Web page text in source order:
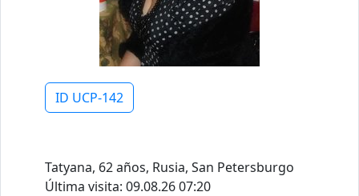
ID UCP-142
Tatyana, 62 años, Rusia, San Petersburgo
Última visita: 09.08.26 07:20